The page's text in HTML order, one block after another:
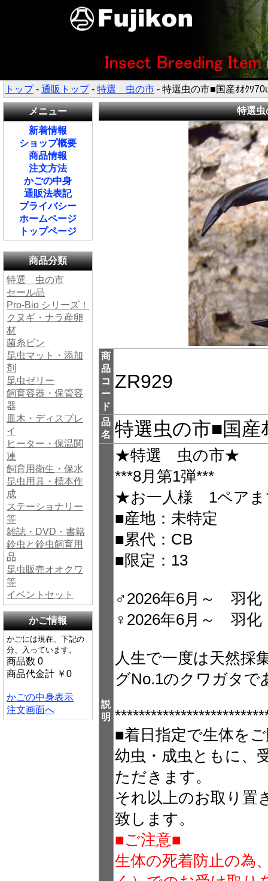
トップ- 通販トップ- 特選 虫の市 - 特選虫の市■国産ｵｵｸﾜ
メニュー
新着情報
ショップ概要
商品情報
注文方法
かごの中身
通販法表記
プライバシー
ホームページ
トップページ
商品分類
特選 虫の市
セール品
Pro-Bio シリーズ！
クヌギ・ナラ産卵
材
菌糸ビン
昆虫マット・添加
剤
昆虫ゼリー
飼育容器・保管容
器
皿木・ディスプレ
イ
ヒーター・保温関
連
飼育用衛生・保水
昆虫用具・標本作
成
ステーショナリー
等
雑誌・DVD・書籍
鈴虫と鈴虫飼育用
品
昆虫販売オオクワ
等
イベントセット
かご情報
かごには現在、下記の
分、入っています。
商品数 0
商品代金計 ￥0
かごの中身表示
注文画面へ
特選虫
商
品
コ
ー
ド
ZR929
品
名 特選虫の市■国産
説
明
★特選 虫の市★
***8月第1弾***
★お一人様 1ペア
■産地：未特定
■累代：CB
■限定：13
♂2026年6月～ 羽化
♀2026年6月～ 羽化
人生で一度は天然採
グNo.1のクワガタ
■着日指定で生体を
幼虫・成虫ともに、
ただきます。
それ以上のお取り置
致します。
■ご注意■
生体の死着防止の為